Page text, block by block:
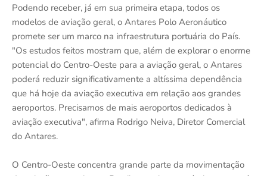
Podendo receber, já em sua primeira etapa, todos os
modelos de aviação geral, o Antares Polo Aeronáutico
promete ser um marco na infraestrutura portuária do País.
"Os estudos feitos mostram que, além de explorar o enorme
potencial do Centro-Oeste para a aviação geral, o Antares
poderá reduzir significativamente a altíssima dependência
que há hoje da aviação executiva em relação aos grandes
aeroportos. Precisamos de mais aeroportos dedicados à
aviação executiva", afirma Rodrigo Neiva, Diretor Comercial
do Antares.
O Centro-Oeste concentra grande parte da movimentação